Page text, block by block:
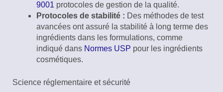
9001 protocoles de gestion de la qualité.
Protocoles de stabilité : Des méthodes de test
avancées ont assuré la stabilité à long terme des
ingrédients dans les formulations, comme
indiqué dans Normes USP pour les ingrédients
cosmétiques.
Science réglementaire et sécurité